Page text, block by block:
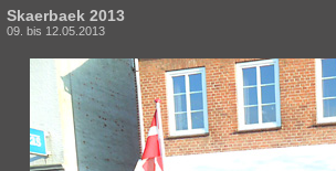
Skaerbaek 2013
09. bis 12.05.2013